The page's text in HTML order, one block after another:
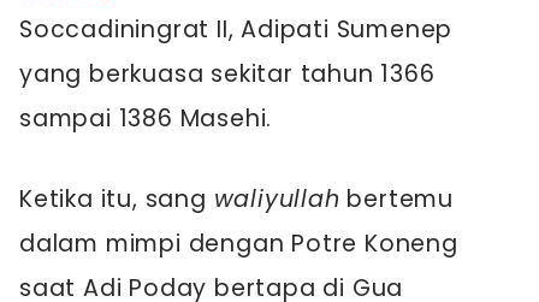
Soccadiningrat II, Adipati Sumenep
yang berkuasa sekitar tahun 1366
sampai 1386 Masehi.
Ketika itu, sang waliyullah bertemu
dalam mimpi dengan Potre Koneng
saat Adi Poday bertapa di Gua